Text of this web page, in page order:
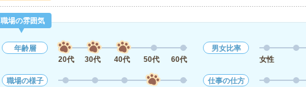
職場の雰囲気
年齢層
20代
30代 40代 50代 60代
男女比率
女性
職場の様子
仕事の仕方